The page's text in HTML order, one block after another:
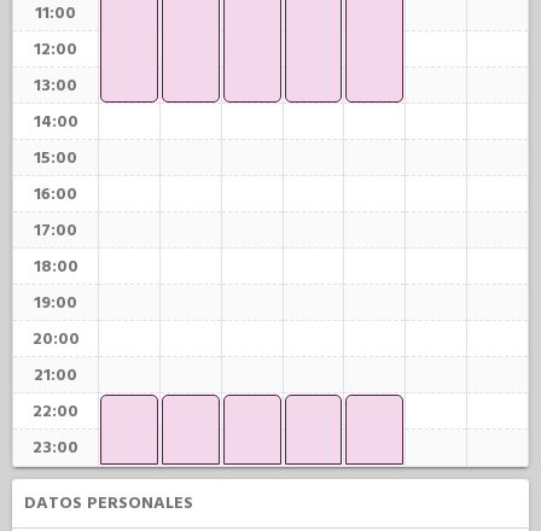
11:00
12:00
13:00
14:00
15:00
16:00
17:00
18:00
19:00
20:00
21:00
22:00
23:00
DATOS PERSONALES